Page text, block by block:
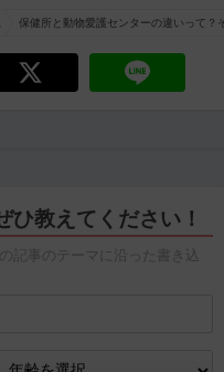
保健所と動物愛護センターの違いって？
ひ教えてください！
記事のテーマに沿った書き込